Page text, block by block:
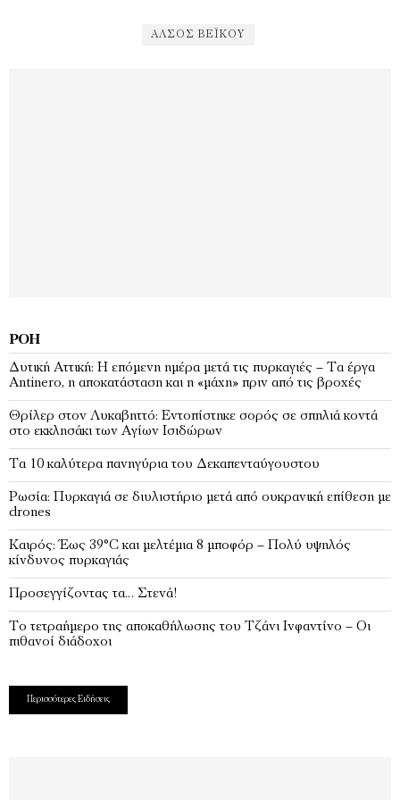
ΆΛΣΟΣ ΒΕΪ́ΚΟΥ
ΡΟΉ
Δυτική Αττική: Η επόμενη ημέρα μετά τις πυρκαγιές – Τα έργα
Antinero, η αποκατάσταση και η «μάχη» πριν από τις βροχές
Θρίλερ στον Λυκαβηττό: Εντοπίστηκε σορός σε σπηλιά κοντά
στο εκκλησάκι των Αγίων Ισιδώρων
Τα 10 καλύτερα πανηγύρια του Δεκαπενταύγουστου
Ρωσία: Πυρκαγιά σε διυλιστήριο μετά από ουκρανική επίθεση με
drones
Καιρός: Έως 39°C και μελτέμια 8 μποφόρ – Πολύ υψηλός
κίνδυνος πυρκαγιάς
Προσεγγίζοντας τα… Στενά!
Το τετραήμερο της αποκαθήλωσης του Τζάνι Ινφαντίνο – Οι
πιθανοί διάδοχοι
Περισσότερες Ειδήσεις